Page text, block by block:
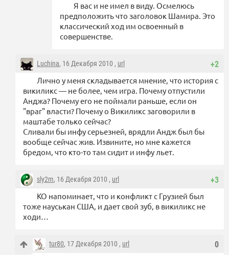
Я вас и не имел в виду. Осмелюсь
предположить что заголовок Шамира. Это
классический ход им освоенный в
совершенстве.
+2
Luchina, 16 Декабря 2010 , url
Лично у меня складывается мнение, что история с
викиликс — не более, чем игра. Почему отпустили
Анджа? Почему его не поймали раньше, если он
"враг" власти? Почему о Викиликс заговорили в
маштабе только сейчас?
Сливали бы инфу серьезней, врядли Андж был бы
вообще сейчас жив. Извините, но мне кажется
бредом, что кто-то там сидит и инфу льет.
+3
sly2m, 16 Декабря 2010 , url
КО напоминает, что и конфликт с Грузией был
тоже науськан США, и дает свой зуб, в викиликс не
ходи…
0
tur80, 17 Декабря 2010 , url